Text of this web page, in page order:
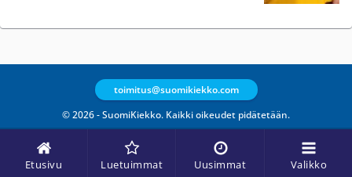
Etusivu Luetuimmat Uusimmat Valikko
© 2026 - SuomiKiekko. Kaikki oikeudet pidätetään.
toimitus@suomikiekko.com